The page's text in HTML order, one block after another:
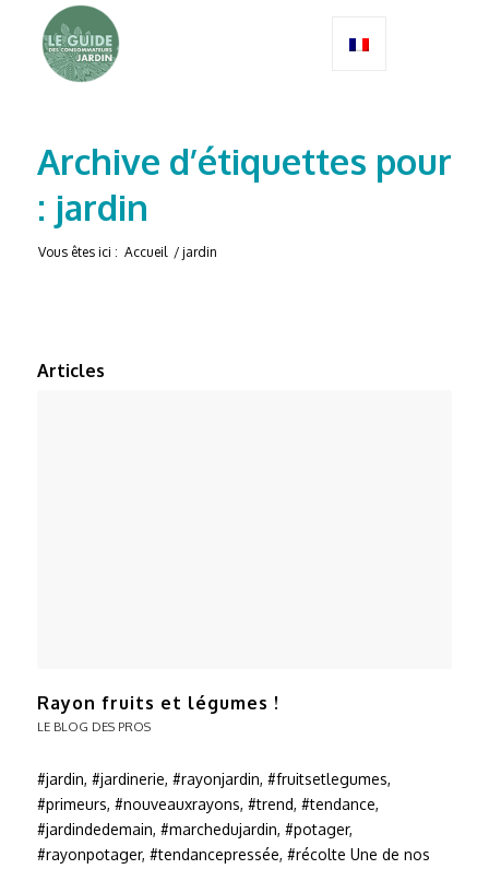
Archive d’étiquettes pour
: jardin
Vous êtes ici : Accueil / jardin
Articles
Rayon fruits et légumes !
LE BLOG DES PROS
#jardin, #jardinerie, #rayonjardin, #fruitsetlegumes,
#primeurs, #nouveauxrayons, #trend, #tendance,
#jardindedemain, #marchedujardin, #potager,
#rayonpotager, #tendancepressée, #récolte Une de nos